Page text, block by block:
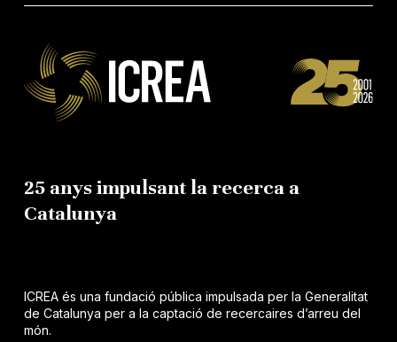
25 anys impulsant la recerca a
Catalunya
ICREA és una fundació pública impulsada per la Generalitat
de Catalunya per a la captació de recercaires d’arreu del
món.